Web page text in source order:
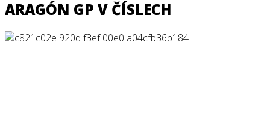
ARAGÓN GP V ČÍSLECH